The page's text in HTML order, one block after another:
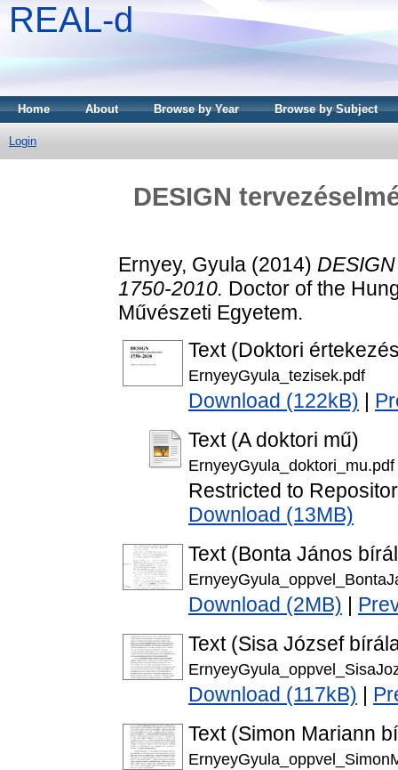
REAL-d
Home About Browse by Year Browse by Subject
Login
DESIGN
Ernyey, Gyula (2014)
1750-2010. Doctor of the
Művészeti Egyetem.
Text (Doktori
ErnyeyGyula_tezisek.pdf
Download (122kB)
Text (A doktori mű)
ErnyeyGyula_doktori_mu.pdf
Restricted to
Download (13MB)
Text (Bonta János
Download (2MB)
Text (Sisa József
Download (117kB)
Text (Simon Mariann